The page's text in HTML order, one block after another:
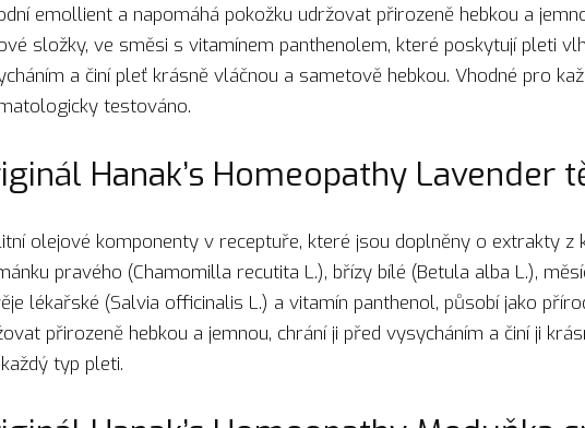
emollient a napomáhá pokožku udržovat přirozeně hebkou a
složky, ve směsi s vitamínem panthenolem, které poskytují pleti
a činí pleť krásně vláčnou a sametově hebkou. Vhodné pro
testováno.
Hanak’s Homeopathy Lavender
olejové komponenty v receptuře, které jsou doplněny o extrakty z
pravého (Chamomilla recutita L.), břízy bílé (Betula alba L.),
lékařské (Salvia officinalis L.) a vitamín panthenol, působí jako
přirozeně hebkou a jemnou, chrání ji před vysycháním a činí ji
typ pleti.